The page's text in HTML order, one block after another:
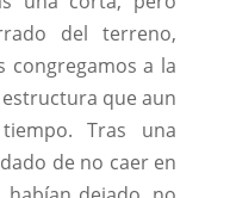
del terreno,
congregamos a la
que aun
Tras una
de no caer en